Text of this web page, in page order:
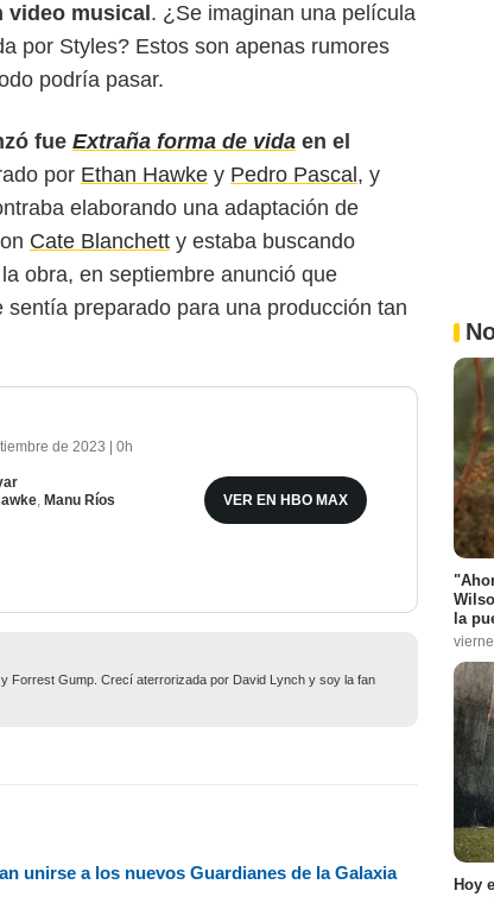
video musical . ¿Se imaginan una película
por Styles? Estos son apenas rumores
podría pasar.
fue Extraña forma de vida en el
por Ethan Hawke y Pedro Pascal , y
elaborando una adaptación de
Cate Blanchett y estaba buscando
obra, en septiembre anunció que
preparado para una producción tan
de 2023
0h
, Manu Ríos VER EN HBO MAX
Forrest Gump. Crecí aterrorizada por David Lynch y soy la fan
unirse a los nuevos Guardianes de la Galaxia
la
Hoy